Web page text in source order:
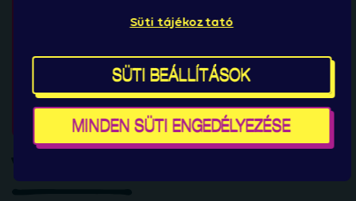
Süti tájékoztató
SÜTI BEÁLLÍTÁSOK
MINDEN SÜTI ENGEDÉLYEZÉSE